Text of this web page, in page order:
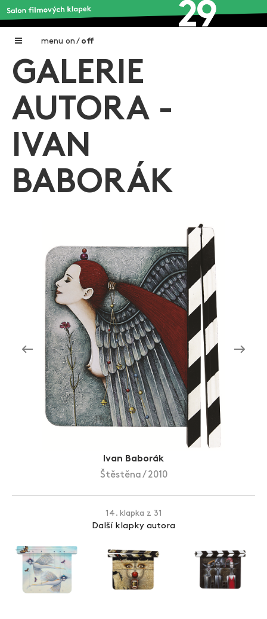
menu on / off
Home
Galerie filmových klapek
Autoři filmových klapek
O projektu
Aktuality
Zlín Film Festival
GALERIE
AUTORA -
IVAN
BABORÁK
Ivan Baborák
Štěstěna / 2010
14. klapka z 31
Další klapky autora